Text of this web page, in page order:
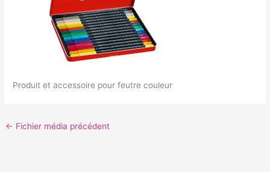
Produit et accessoire pour feutre couleur
← Fichier média précédent